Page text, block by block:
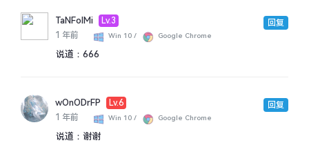
TaNFolMi
Lv.3
1 年前
Win 10 / Google Chrome
说道： 666
回复
wOnODrFP
Lv.6
1 年前
Win 10 / Google Chrome
说道： 谢谢
回复